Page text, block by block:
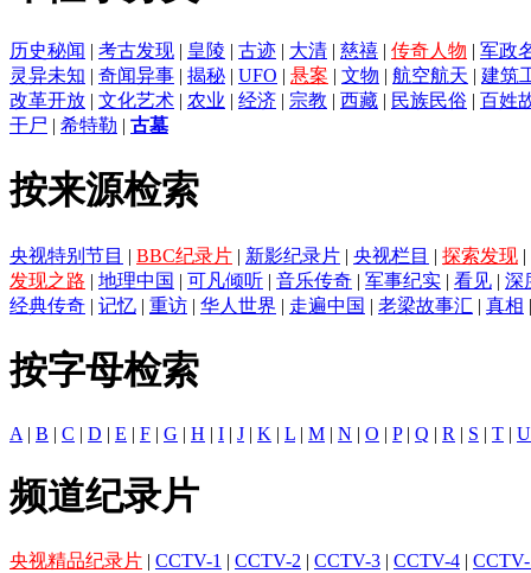
历史秘闻 | 考古发现 | 皇陵 | 古迹 | 大清 | 慈禧 | 传奇人物 | 军政
灵异未知 | 奇闻异事 | 揭秘 | UFO | 悬案 | 文物 | 航空航天 | 建筑
改革开放 | 文化艺术 | 农业 | 经济 | 宗教 | 西藏 | 民族民俗 | 百姓
干尸 | 希特勒 | 古墓
按来源检索
央视特别节目 | BBC纪录片 | 新影纪录片 | 央视栏目 | 探索发现 |
发现之路 | 地理中国 | 可凡倾听 | 音乐传奇 | 军事纪实 | 看见 | 深
经典传奇 | 记忆 | 重访 | 华人世界 | 走遍中国 | 老梁故事汇 | 真相
按字母检索
A | B | C | D | E | F | G | H | I | J | K | L | M | N | O | P| Q | R | S | T | U
频道纪录片
央视精品纪录片 | CCTV-1 | CCTV-2 | CCTV-3 | CCTV-4 |